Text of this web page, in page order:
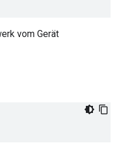
vom Gerät